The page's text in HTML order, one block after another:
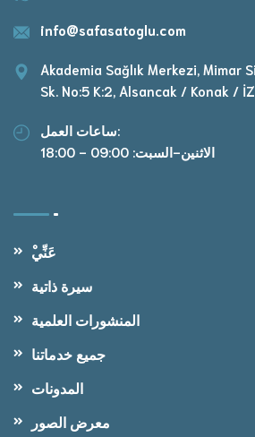
info@safasatoglu.com
Akademia Sağlık Merkezi, Mimar
Sk. No:5 K:2, Alsancak / Konak /
ساعات العمل:
الاثنين-السبت: 09:00 - 18:00
ْعَنِّي
سيرة ذاتية
المنشورات العلمية
جميع خدماتنا
المدونات
معرض الصور